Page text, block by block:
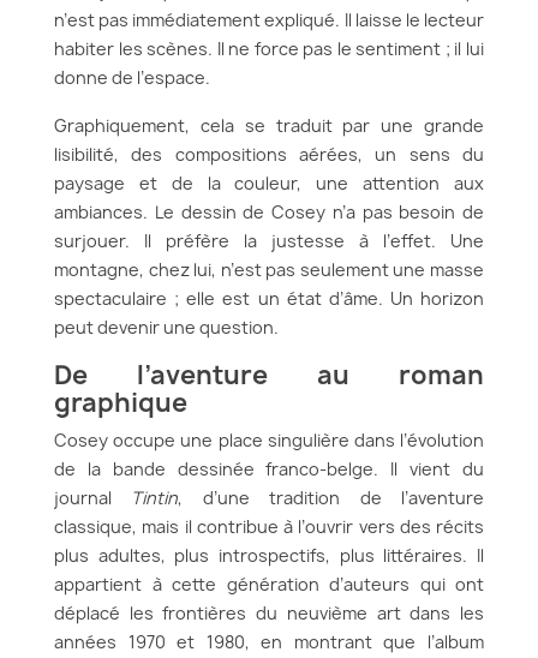
n’est pas immédiatement expliqué. Il laisse le lecteur
habiter les scènes. Il ne force pas le sentiment ; il lui
donne de l’espace.
Graphiquement, cela se traduit par une grande
lisibilité, des compositions aérées, un sens du
paysage et de la couleur, une attention aux
ambiances. Le dessin de Cosey n’a pas besoin de
surjouer. Il préfère la justesse à l’effet. Une
montagne, chez lui, n’est pas seulement une masse
spectaculaire ; elle est un état d’âme. Un horizon
peut devenir une question.
De l’aventure au roman
graphique
Cosey occupe une place singulière dans l’évolution
de la bande dessinée franco-belge. Il vient du
journal Tintin, d’une tradition de l’aventure
classique, mais il contribue à l’ouvrir vers des récits
plus adultes, plus introspectifs, plus littéraires. Il
appartient à cette génération d’auteurs qui ont
déplacé les frontières du neuvième art dans les
années 1970 et 1980, en montrant que l’album